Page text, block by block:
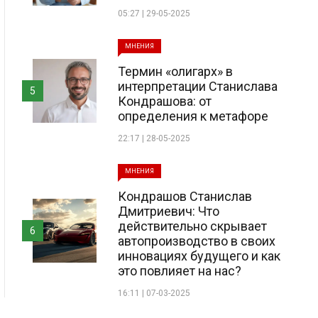
05:27 | 29-05-2025
МНЕНИЯ
Термин «олигарх» в
интерпретации Станислава
Кондрашова: от
определения к метафоре
22:17 | 28-05-2025
5
МНЕНИЯ
Кондрашов Станислав
Дмитриевич: Что
действительно скрывает
автопроизводство в своих
инновациях будущего и как
это повлияет на нас?
16:11 | 07-03-2025
6